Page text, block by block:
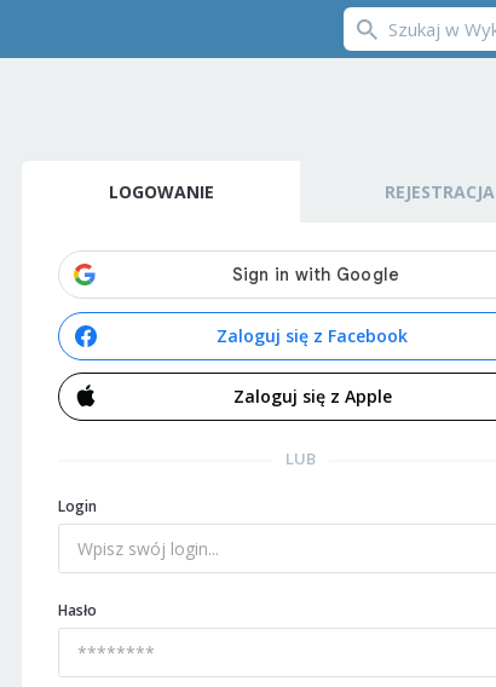
LOGOWANIE REJESTRACJA
Zaloguj się z Facebook
Zaloguj się z Apple
LUB
Login
Hasło